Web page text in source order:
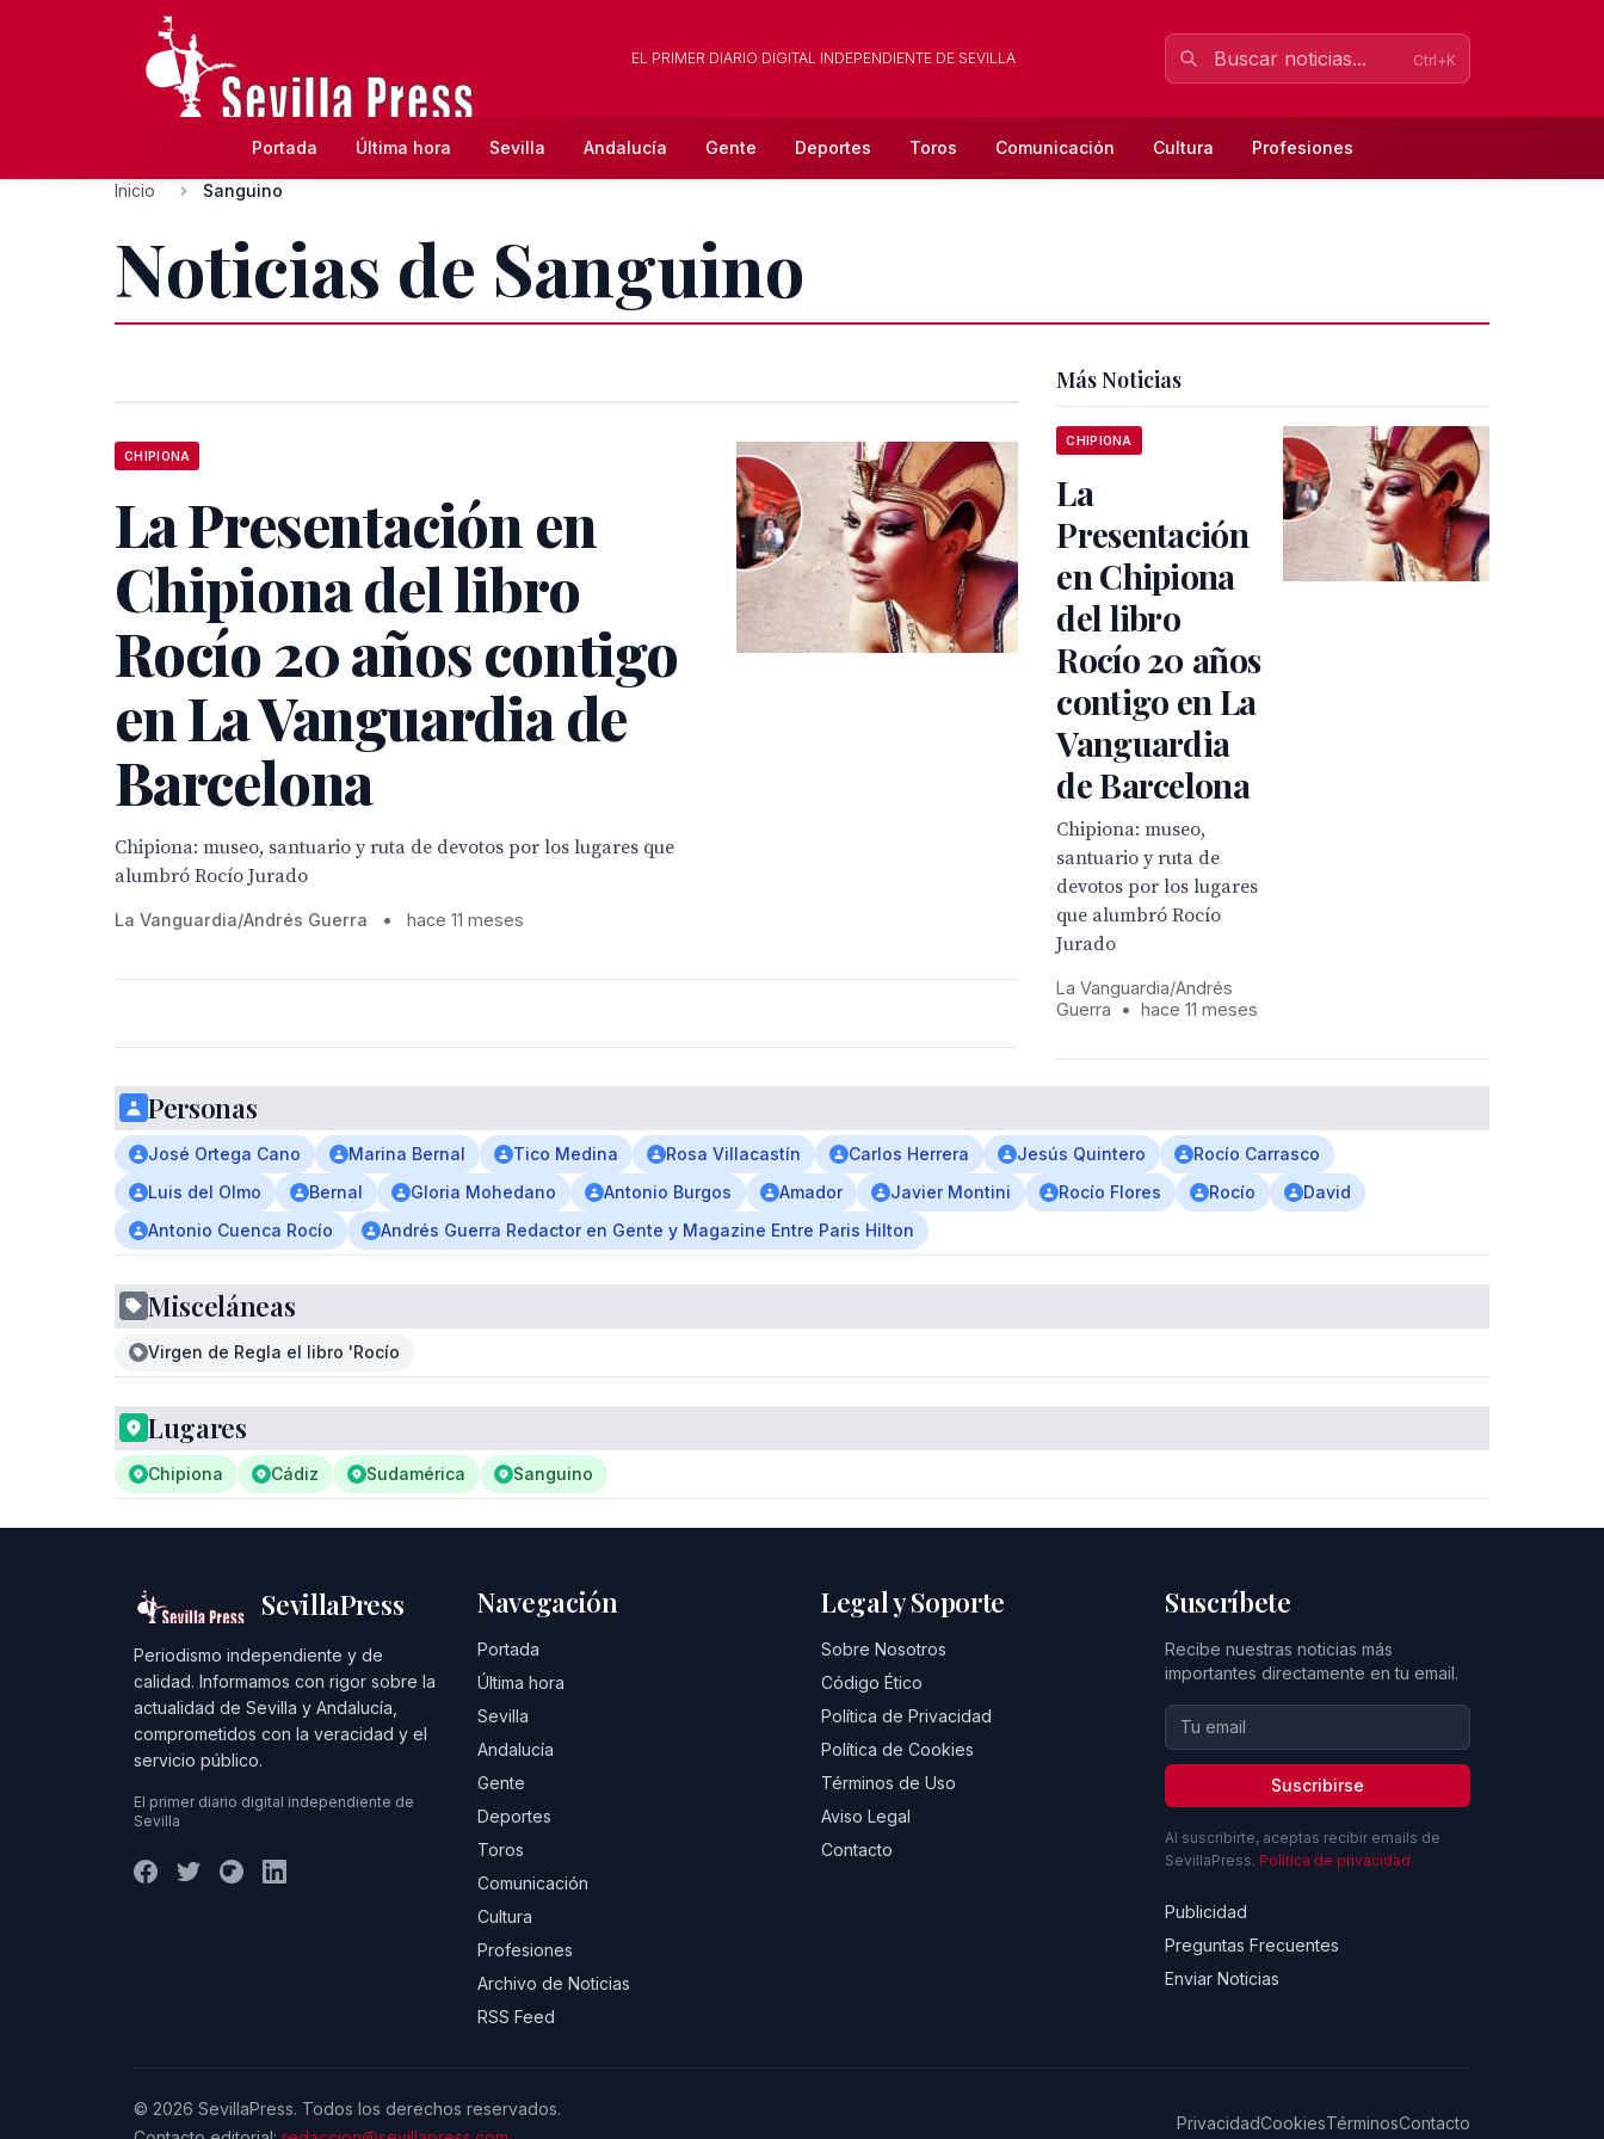
EL PRIMER DIARIO DIGITAL INDEPENDIENTE DE SEVILLA Ctrl+K
Portada Última hora Sevilla Andalucía Gente Deportes Toros Comunicación Cultura Profesiones
Inicio Sanguino
Noticias de Sanguino
CHIPIONA
La Presentación en
Chipiona del libro
Rocío 20 años contigo
en La Vanguardia de
Barcelona
Chipiona: museo, santuario y ruta de devotos por los lugares que
alumbró Rocío Jurado
La Vanguardia/Andrés Guerra • hace 11 meses
Más Noticias
CHIPIONA
La
Presentación
en Chipiona
del libro
Rocío 20 años
contigo en La
Vanguardia
de Barcelona
Chipiona: museo,
santuario y ruta de
devotos por los lugares
que alumbró Rocío
Jurado
La Vanguardia/Andrés
Guerra
• hace 11 meses
Personas
José Ortega Cano Marina Bernal Tico Medina Rosa Villacastín Carlos Herrera Jesús Quintero
Rocío Carrasco
Luis del Olmo
Bernal Gloria Mohedano Antonio Burgos Amador Javier Montini Rocío Flores Rocío
David
Antonio Cuenca Rocío
Andrés Guerra Redactor en Gente y Magazine Entre Paris Hilton
Misceláneas
Virgen de Regla el libro 'Rocío
Lugares
Chipiona Cádiz Sudamérica Sanguino
SevillaPress
Periodismo independiente y de
calidad. Informamos con rigor sobre la
actualidad de Sevilla y Andalucía,
comprometidos con la veracidad y el
servicio público.
El primer diario digital independiente de
Sevilla
Navegación
Portada
Última hora
Sevilla
Andalucía
Gente
Deportes
Toros
Comunicación
Cultura
Profesiones
Archivo de Noticias
RSS Feed
Legal y Soporte
Sobre Nosotros
Código Ético
Política de Privacidad
Política de Cookies
Términos de Uso
Aviso Legal
Contacto
Suscríbete
Recibe nuestras noticias más
importantes directamente en tu email.
Suscribirse
Al suscribirte, aceptas recibir emails de
SevillaPress. Política de privacidad
Publicidad
Preguntas Frecuentes
Enviar Noticias
© 2026 SevillaPress. Todos los derechos reservados.
PrivacidadCookiesTérminosContacto